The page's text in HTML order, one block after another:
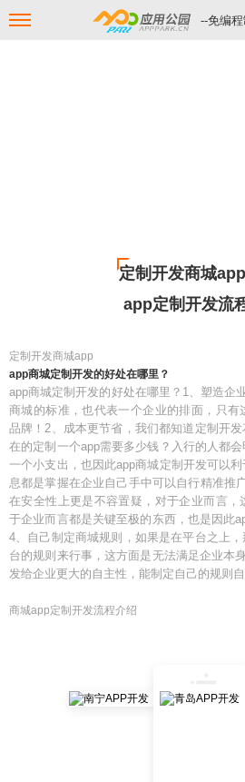
--免编
定制开发商城
app定制开发流
定制开发商城app
app商城定制开发的好处在哪里？
app商城定制开发的好处在哪里？1、塑造企
商城的标准，也代表一个企业的排面，只有
品牌！2、成本更节省，我们都知道定制开
在的定制一个app需要多少钱？入行的人都
一个小支出，也因此app商城定制开发可以
息都是掌握在企业自己手中可以自行精准推
在安全性上更是不容置疑，对于企业而言，
于企业而言都是关键至极的东西，也是因此
4、自己制定商城规则，如果是在平台之上
台的规则来行事，这方面是无法满足企业本
发给企业更大的自主性，能制定自己的规则自
商城app定制开发流程介绍